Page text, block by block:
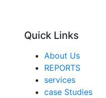
Quick Links
About Us
REPORTS
services
case Studies